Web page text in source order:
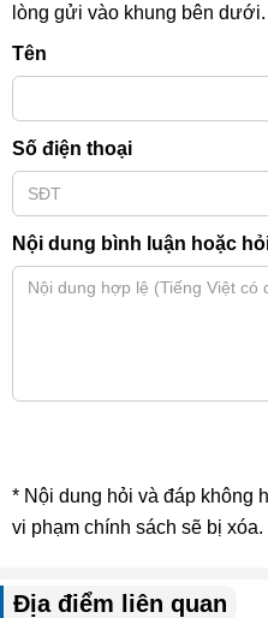
lòng gửi vào khung bên dưới.
Tên
Số điện thoại
Nội dung bình luận hoặc
* Nội dung hỏi và đáp không
vi phạm chính sách sẽ bị xóa.
Địa điểm liên quan